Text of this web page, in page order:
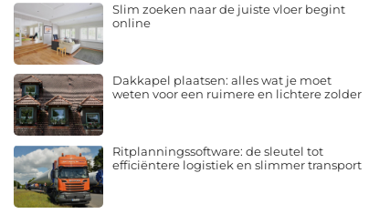
Slim zoeken naar de juiste vloer begint
online
Dakkapel plaatsen: alles wat je moet
weten voor een ruimere en lichtere zolder
Ritplanningssoftware: de sleutel tot
efficiëntere logistiek en slimmer transport